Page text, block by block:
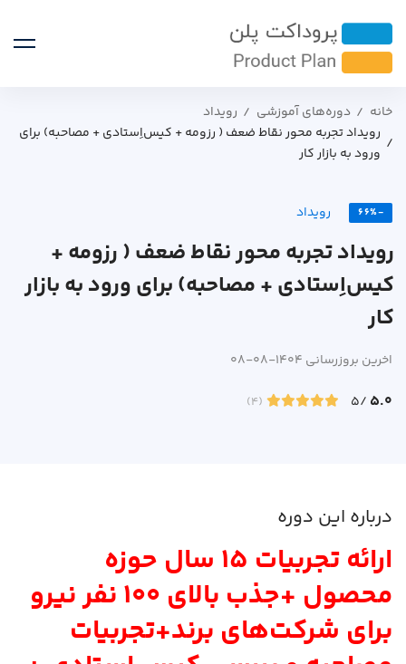
خانه دوره‌های آموزشی
رویداد
رویداد تجربه محور نقاط ضعف ( رزومه + کیس‌اِستادی + مصاحبه) برای
ورود به بازار کار
-66% رویداد
رویداد تجربه محور نقاط ضعف ( رزومه +
کیس‌اِستادی + مصاحبه) برای ورود به بازار
کار
اخرین بروزرسانی 1404-08-08
5.0
/5
(4)
درباره این دوره
ارائه تجربیات 15 سال حوزه
محصول +جذب بالای 100 نفر نیرو
برای شرکت‌های برند+تجربیات